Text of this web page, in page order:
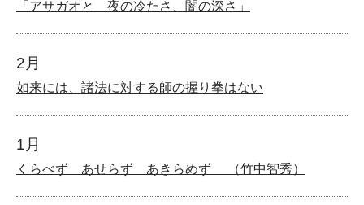
「アサガオと 夜の冷たさ、闇の深さ」
2月
如来には、諸法に対する師の握り拳はない
1月
くらべず あせらず あきらめず （竹中智秀）